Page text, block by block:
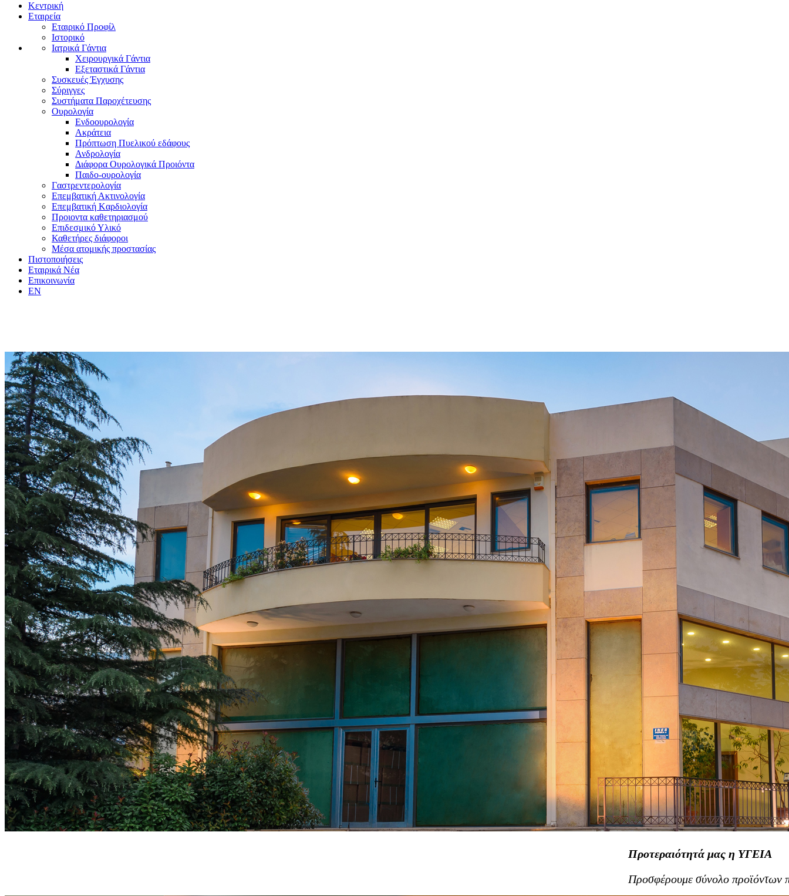
Κεντρική
Εταιρεία
Εταιρικό Προφίλ
Ιστορικό
Ιατρικά Γάντια
Χειρουργικά Γάντια
Εξεταστικά Γάντια
Συσκευές Έγχυσης
Σύριγγες
Συστήματα Παροχέτευσης
Ουρολογία
Ενδοουρολογία
Ακράτεια
Πρόπτωση Πυελικού εδάφους
Ανδρολογία
Διάφορα Ουρολογικά Προιόντα
Παιδο-ουρολογία
Γαστρεντερολογία
Επεμβατική Ακτινολογία
Επεμβατική Kαρδιολογία
Προιοντα καθετηριασμού
Επιδεσμικό Υλικό
Καθετήρες διάφοροι
Μέσα ατομικής προστασίας
Πιστοποιήσεις
Εταιρικά Νέα
Επικοινωνία
EN
Προτεραιότητά μας η ΥΓΕΙΑ
Προσφέρουμε σύνολο προϊόντων